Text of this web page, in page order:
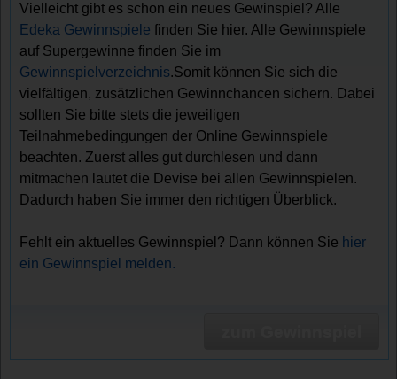
Vielleicht gibt es schon ein neues Gewinspiel? Alle
Edeka Gewinnspiele finden Sie hier. Alle Gewinnspiele
auf Supergewinne finden Sie im
Gewinnspielverzeichnis.Somit können Sie sich die
vielfältigen, zusätzlichen Gewinnchancen sichern. Dabei
sollten Sie bitte stets die jeweiligen
Teilnahmebedingungen der Online Gewinnspiele
beachten. Zuerst alles gut durchlesen und dann
mitmachen lautet die Devise bei allen Gewinnspielen.
Dadurch haben Sie immer den richtigen Überblick.
Fehlt ein aktuelles Gewinnspiel? Dann können Sie hier
ein Gewinnspiel melden.